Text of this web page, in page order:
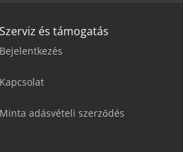
Szerviz és támogatás
Bejelentkezés
Kapcsolat
Minta adásvételi szerződés